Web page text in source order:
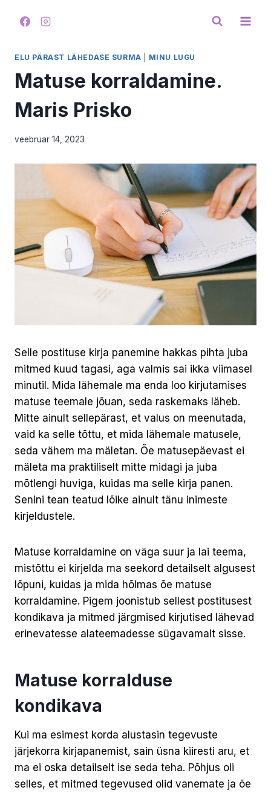
ELU PÄRAST LÄHEDASE SURMA MINU LUGU
Matuse korraldamine.
Maris Prisko
veebruar 14, 2023
Selle postituse kirja panemine hakkas pihta juba
mitmed kuud tagasi, aga valmis sai ikka viimasel
minutil. Mida lähemale ma enda loo kirjutamises
matuse teemale jõuan, seda raskemaks läheb.
Mitte ainult sellepärast, et valus on meenutada,
vaid ka selle tõttu, et mida lähemale matusele,
seda vähem ma mäletan. Õe matusepäevast ei
mäleta ma praktiliselt mitte midagi ja juba
mõtlengi huviga, kuidas ma selle kirja panen.
Senini tean teatud lõike ainult tänu inimeste
kirjeldustele.
Matuse korraldamine on väga suur ja lai teema,
mistõttu ei kirjelda ma seekord detailselt algusest
lõpuni, kuidas ja mida hõlmas õe matuse
korraldamine. Pigem joonistub sellest postitusest
kondikava ja mitmed järgmised kirjutised lähevad
erinevatesse alateemadesse sügavamalt sisse.
Matuse korralduse
kondikava
Kui ma esimest korda alustasin tegevuste
järjekorra kirjapanemist, sain üsna kiiresti aru, et
ma ei oska detailselt ise seda teha. Põhjus oli
selles, et mitmed tegevused olid vanemate ja õe